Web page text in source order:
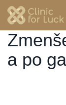
Přejít
hlavnímu
obsahu
a po